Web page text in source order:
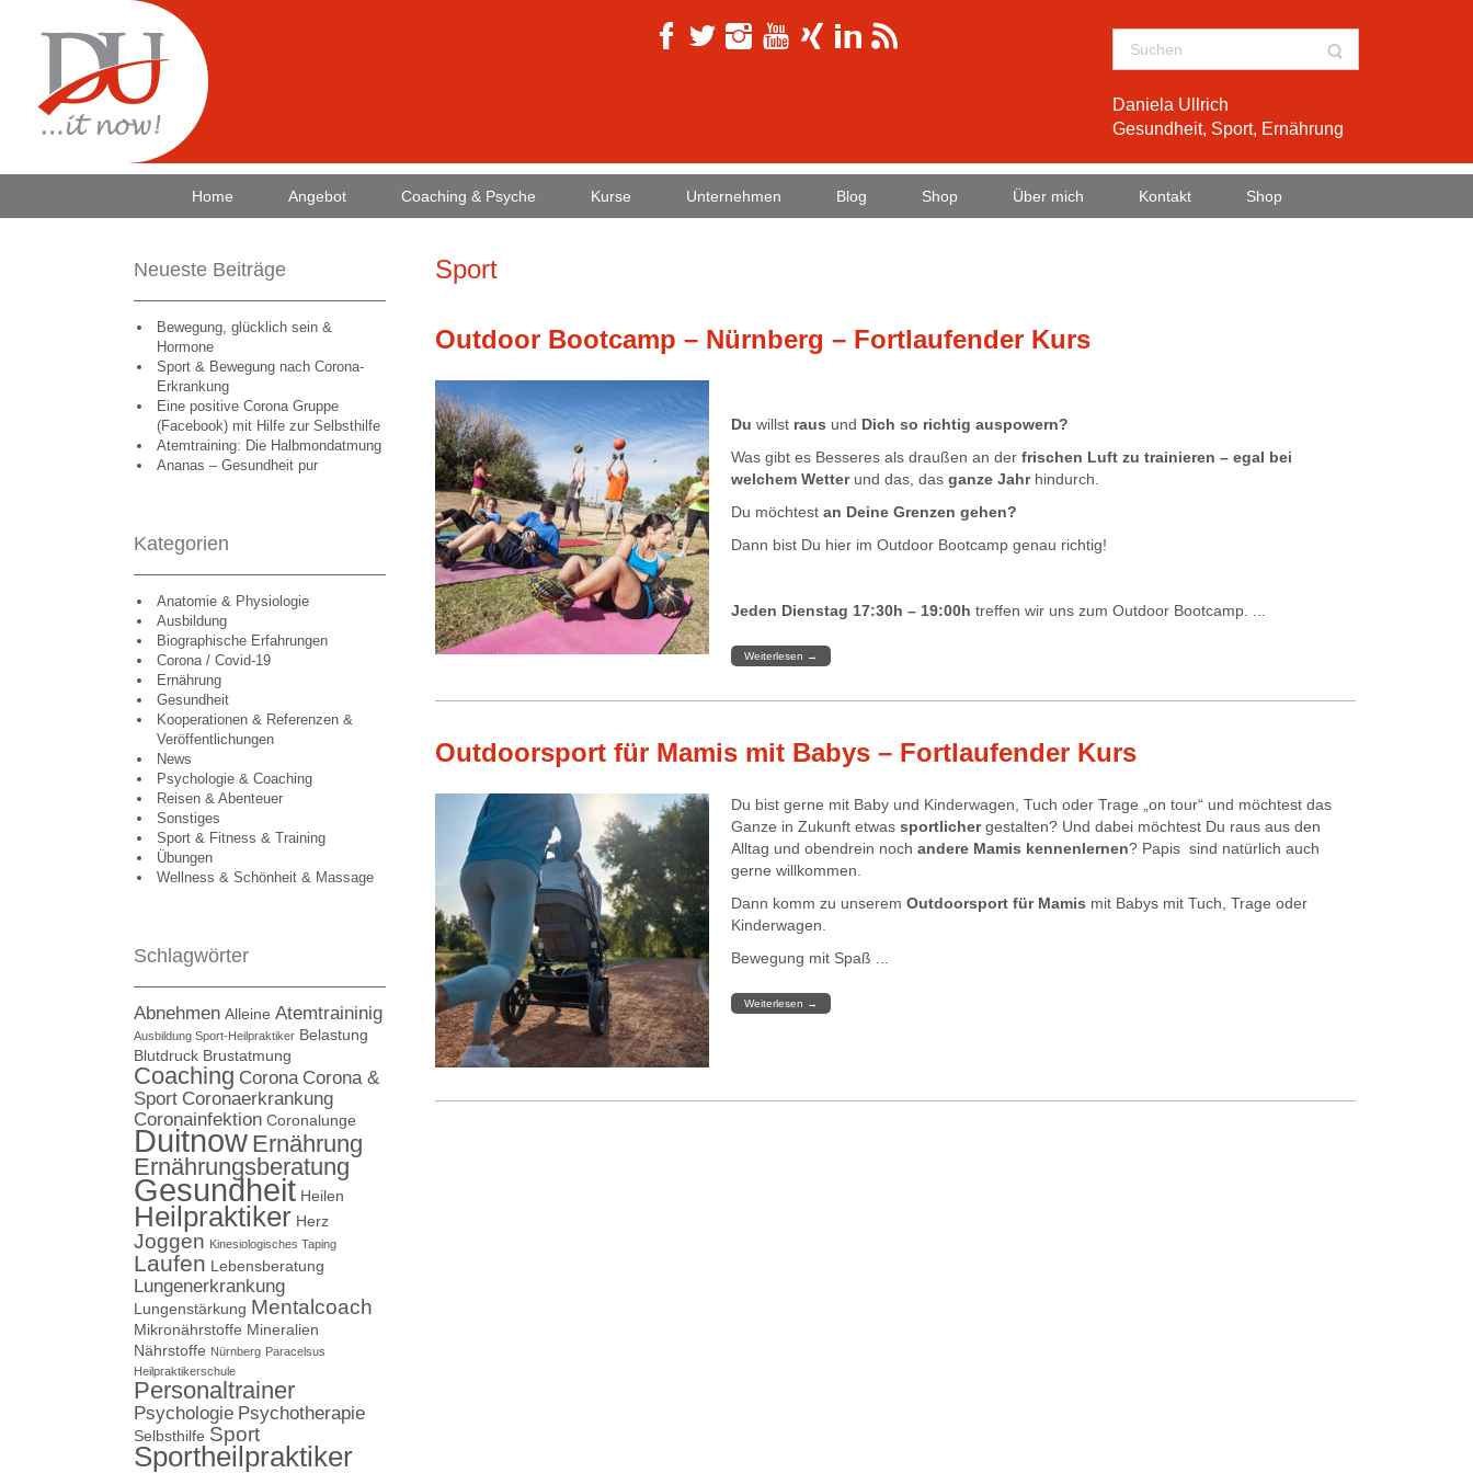
Daniela Ullrich
Gesundheit, Sport, Ernährung
Home Angebot Coaching & Psyche Kurse Unternehmen Blog Shop Über mich Kontakt Shop
Neueste Beiträge
Bewegung, glücklich sein &
Hormone
Sport & Bewegung nach Corona-
Erkrankung
Eine positive Corona Gruppe
(Facebook) mit Hilfe zur Selbsthilfe
Atemtraining: Die Halbmondatmung
Ananas – Gesundheit pur
Kategorien
Anatomie & Physiologie
Ausbildung
Biographische Erfahrungen
Corona / Covid-19
Ernährung
Gesundheit
Kooperationen & Referenzen &
Veröffentlichungen
News
Psychologie & Coaching
Reisen & Abenteuer
Sonstiges
Sport & Fitness & Training
Übungen
Wellness & Schönheit & Massage
Schlagwörter
Abnehmen Alleine Atemtraininig
Ausbildung Sport-Heilpraktiker Belastung
Blutdruck Brustatmung
Coaching Corona Corona &
Sport Coronaerkrankung
Coronainfektion Coronalunge
Duitnow Ernährung
Ernährungsberatung
Gesundheit Heilen
Heilpraktiker Herz
Joggen Kinesiologisches Taping
Laufen Lebensberatung
Lungenerkrankung
Lungenstärkung Mentalcoach
Mikronährstoffe Mineralien
Nährstoffe Nürnberg Paracelsus
Heilpraktikerschule
Personaltrainer
Psychologie Psychotherapie
Selbsthilfe Sport
Sportheilpraktiker
Sport
Outdoor Bootcamp – Nürnberg – Fortlaufender Kurs
Du willst raus und Dich so richtig auspowern?
Was gibt es Besseres als draußen an der frischen Luft zu trainieren – egal bei
welchem Wetter und das, das ganze Jahr hindurch.
Du möchtest an Deine Grenzen gehen?
Dann bist Du hier im Outdoor Bootcamp genau richtig!
Jeden Dienstag 17:30h – 19:00h treffen wir uns zum Outdoor Bootcamp. ...
Weiterlesen →
Outdoorsport für Mamis mit Babys – Fortlaufender Kurs
Du bist gerne mit Baby und Kinderwagen, Tuch oder Trage „on tour“ und möchtest das
Ganze in Zukunft etwas sportlichergestalten? Und dabei möchtest Du raus aus den
Alltag und obendrein noch andere Mamis kennenlernen? Papis sind natürlich auch
gerne willkommen.
Dann komm zu unserem Outdoorsport für Mamis mit Babys mit Tuch, Trage oder
Kinderwagen.
Bewegung mit Spaß ...
Weiterlesen →